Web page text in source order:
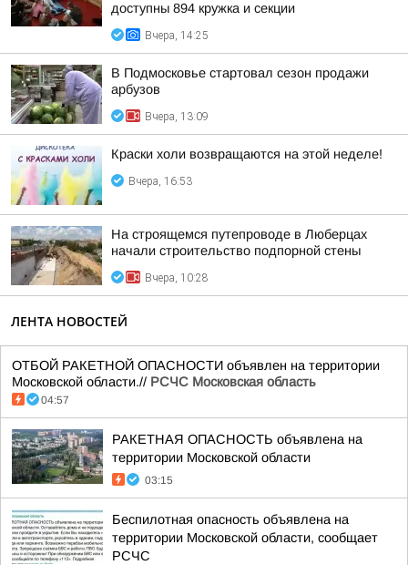
доступны 894 кружка и секции
Вчера, 14:25
В Подмосковье стартовал сезон продажи
арбузов
Вчера, 13:09
Краски холи возвращаются на этой неделе!
Вчера, 16:53
На строящемся путепроводе в Люберцах
начали строительство подпорной стены
Вчера, 10:28
ЛЕНТА НОВОСТЕЙ
ОТБОЙ РАКЕТНОЙ ОПАСНОСТИ объявлен на территории
Московской области.// РСЧС Московская область
04:57
РАКЕТНАЯ ОПАСНОСТЬ объявлена на
территории Московской области
03:15
Беспилотная опасность объявлена на
территории Московской области, сообщает
РСЧС